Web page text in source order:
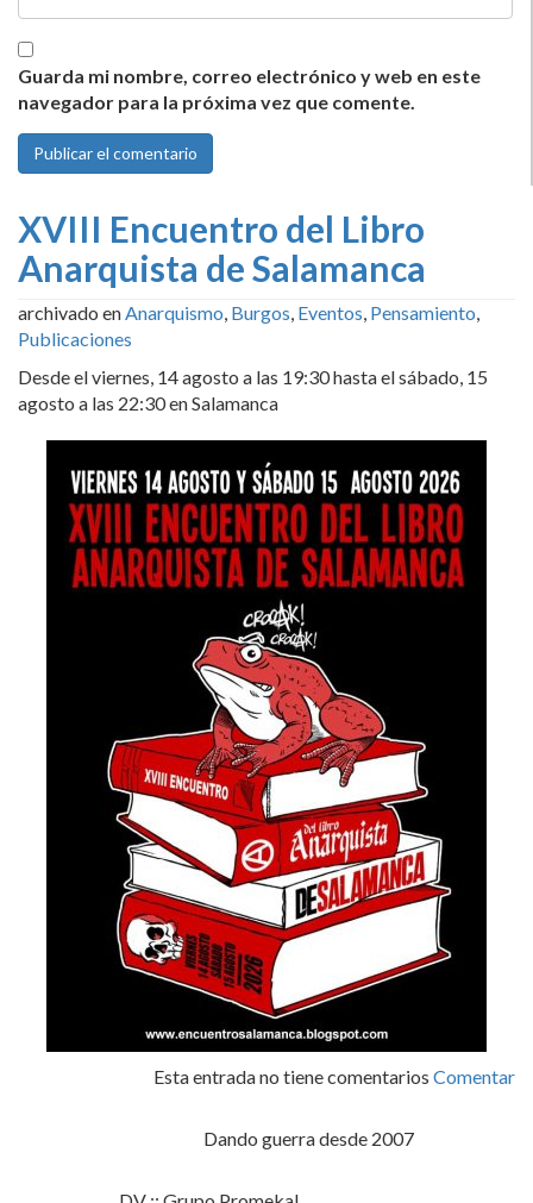
Guarda mi nombre, correo electrónico y web en este
navegador para la próxima vez que comente.
XVIII Encuentro del Libro
Anarquista de Salamanca
archivado enAnarquismo, Burgos, Eventos, Pensamiento,
Publicaciones
Desde el viernes, 14 agosto a las 19:30 hasta el sábado, 15
agosto a las 22:30 en Salamanca
Esta entrada no tiene comentarios Comentar
Dando guerra desde 2007